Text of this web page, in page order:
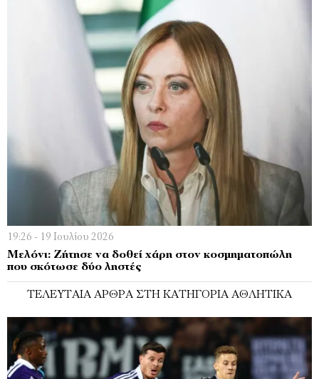
19:26 - 19 Ιουλίου 2026
Μελόνι: Ζήτησε να δοθεί χάρη στον κοσμηματοπώλη
που σκότωσε δύο ληστές
ΤΕΛΕΥΤΑΊΑ ΆΡΘΡΑ ΣΤΗ ΚΑΤΗΓΟΡΊΑ ΑΘΛΗΤΙΚΆ